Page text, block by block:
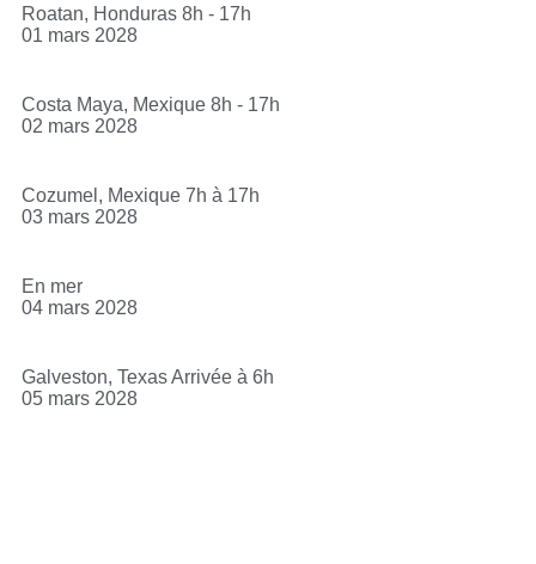
Roatan, Honduras 8h - 17h
01 mars 2028
Costa Maya, Mexique 8h - 17h
02 mars 2028
Cozumel, Mexique 7h à 17h
03 mars 2028
En mer
04 mars 2028
Galveston, Texas Arrivée à 6h
05 mars 2028